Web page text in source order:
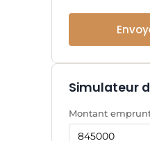
Simulateur
Montant